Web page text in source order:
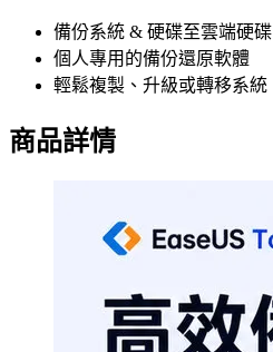
備份系統 & 硬碟至雲端硬碟
個人專用的備份還原軟體
輕鬆複製、升級或轉移系統
商品詳情